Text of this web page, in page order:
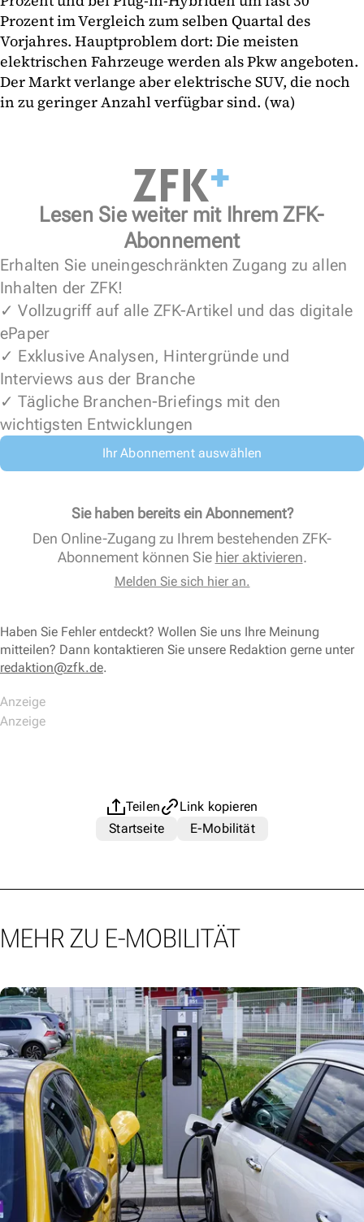
Prozent im Vergleich zum selben Quartal des
Vorjahres. Hauptproblem dort: Die meisten
elektrischen Fahrzeuge werden als Pkw angeboten.
Der Markt verlange aber elektrische SUV, die noch
in zu geringer Anzahl verfügbar sind. (wa)
Lesen Sie weiter mit Ihrem ZFK-
Abonnement
Erhalten Sie uneingeschränkten Zugang zu allen
Inhalten der ZFK!
✓ Vollzugriff auf alle ZFK-Artikel und das digitale
ePaper
✓ Exklusive Analysen, Hintergründe und
Interviews aus der Branche
✓ Tägliche Branchen-Briefings mit den
wichtigsten Entwicklungen
Ihr Abonnement auswählen
Sie haben bereits ein Abonnement?
Den Online-Zugang zu Ihrem bestehenden ZFK-
Abonnement können Sie hier aktivieren.
Melden Sie sich hier an.
Haben Sie Fehler entdeckt? Wollen Sie uns Ihre Meinung
mitteilen? Dann kontaktieren Sie unsere Redaktion gerne unter
redaktion@zfk.de.
Teilen
Link kopieren
Startseite
E-Mobilität
MEHR ZU E-MOBILITÄT